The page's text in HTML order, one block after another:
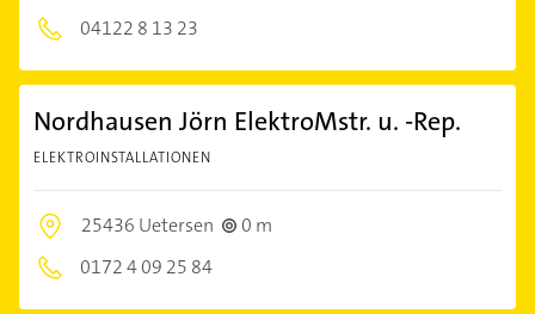
04122 8 13 23
Nordhausen Jörn ElektroMstr. u. -Rep.
ELEKTROINSTALLATIONEN
25436 Uetersen
0 m
0172 4 09 25 84